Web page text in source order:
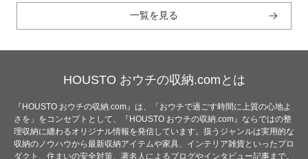
一覧を見る
HOUSTO おウチの収納.comとは
『HOUSTO おウチの収納.com』は、「おウチで過ごす時間に上質の心地よ
さを」をコンセプトとして、『HOUSTO おウチの収納.com』ならではの整
理収納に纏わるオリジナル情報を発信しています。扱うジャンルは実用的な
収納のノウハウから最新収納アイテムや家具、インテリア雑貨といったプロ
ダクト、住まいの安全対策、著名人によるブログやインタビュー記事まで。